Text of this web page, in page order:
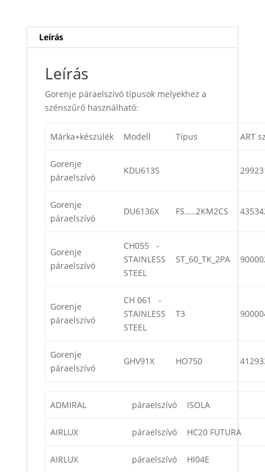
Leírás
Leírás
Gorenje páraelszívó típusok melyekhez a
szénszűrő használható:
Márka+készülék Modell Típus ART
Gorenje
páraelszívó
KDU613S
Gorenje
páraelszívó
DU6136X FS…..2KM2CS
Gorenje
páraelszívó
CH055 -
STAINLESS
STEEL
ST_60_TK_2PA
Gorenje
páraelszívó
CH 061 -
STAINLESS
STEEL
T3
Gorenje
páraelszívó
GHV91X HO750
ADMIRAL páraelszívó ISOLA
AIRLUX páraelszívó HC20 FUTURA
AIRLUX páraelszívó HI04E